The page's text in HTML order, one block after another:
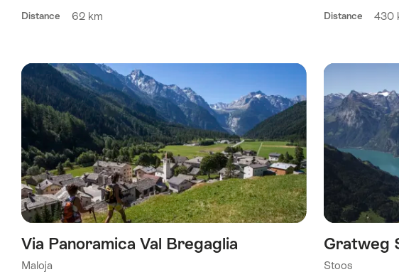
Distance 62 km Distance 430
Via Panoramica Val Bregaglia
Maloja
Gratweg
Stoos